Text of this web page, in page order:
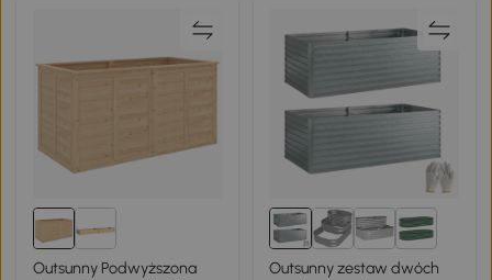
Outsunny Podwyższona
1+
Outsunny zestaw dwóch